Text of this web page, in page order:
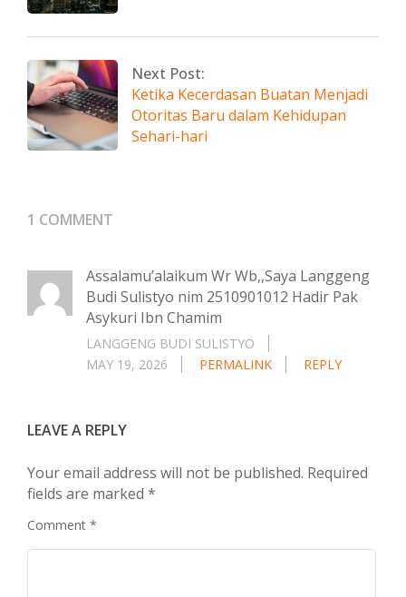
Next Post:
Ketika Kecerdasan Buatan Menjadi
Otoritas Baru dalam Kehidupan
Sehari-hari
1 COMMENT
Assalamu’alaikum Wr Wb,,Saya Langgeng
Budi Sulistyo nim 2510901012 Hadir Pak
Asykuri Ibn Chamim
LANGGENG BUDI SULISTYO
MAY 19, 2026
PERMALINK REPLY
LEAVE A REPLY
Your email address will not be published. Required
fields are marked *
Comment *